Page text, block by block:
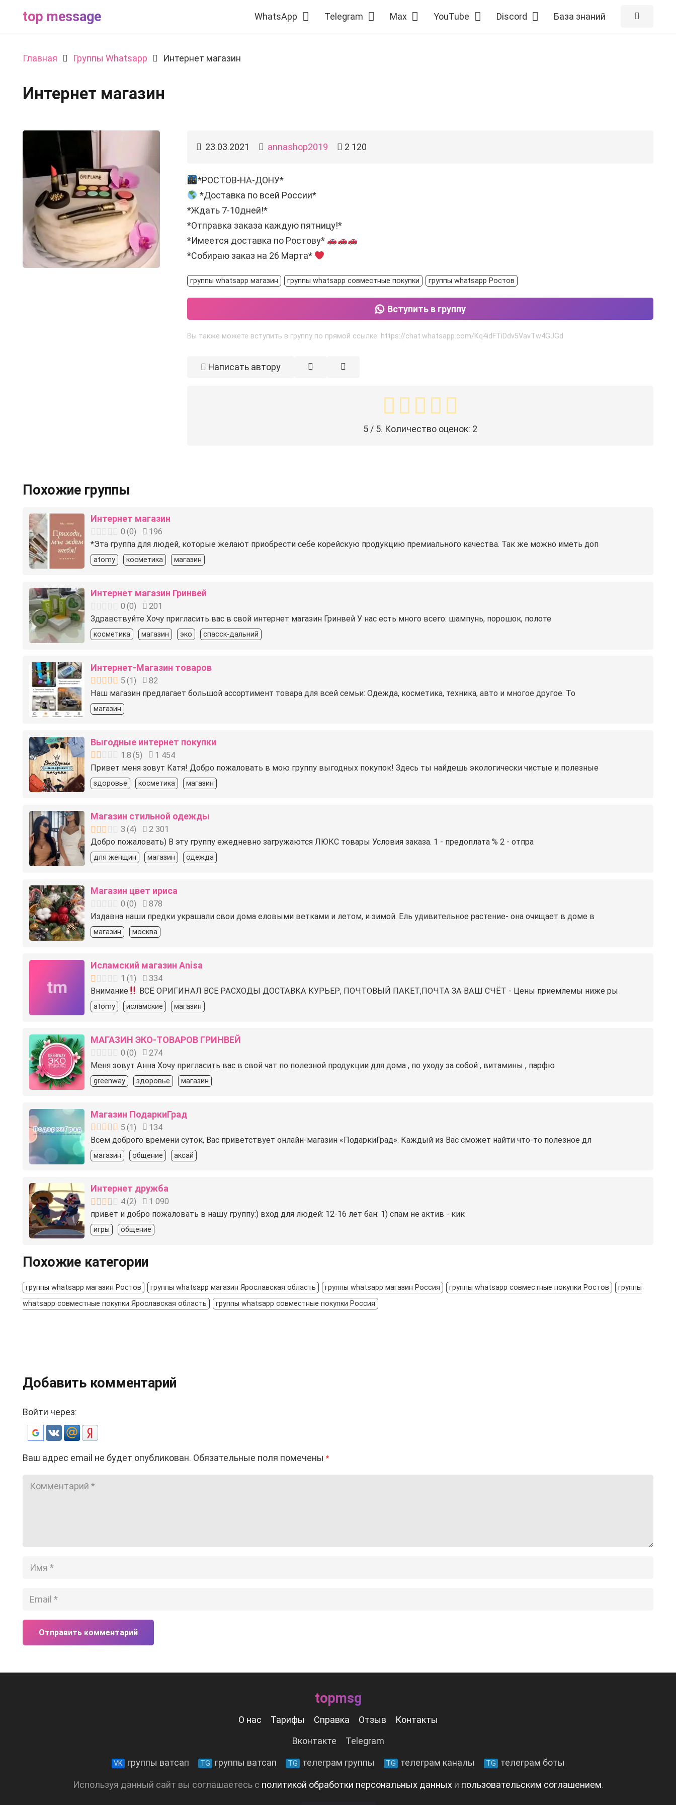
top message WhatsApp Telegram Max YouTube Discord База знаний
Главная Группы Whatsapp Интернет магазин
Интернет магазин
23.03.2021 annashop2019 2 120
*РОСТОВ-НА-ДОНУ*
*Доставка по всей России*
*Ждать 7-10дней!*
*Отправка заказа каждую пятницу!*
*Имеется доставка по Ростову*
*Собираю заказ на 26 Марта*
группы whatsapp магазин группы whatsapp совместные покупки группы whatsapp Ростов
Вступить в группу
Вы также можете вступить в группу по прямой ссылке: https://chat.whatsapp.com/Kq4idFTiDdv5VavTw4GJGd
Написать автору
5 / 5. Количество оценок: 2
Похожие группы
Интернет магазин
0 (0)
196
*Эта группа для людей, которые желают приобрести себе корейскую продукцию премиального качества. Так же можно иметь доп
atomy косметика магазин
Интернет магазин Гринвей
0 (0)
201
Здравствуйте Хочу пригласить вас в свой интернет магазин Гринвей У нас есть много всего: шампунь, порошок, полоте
косметика магазин эко спасск-дальний
Интернет-Магазин товаров
5 (1)
82
Наш магазин предлагает большой ассортимент товара для всей семьи: Одежда, косметика, техника, авто и многое другое. То
магазин
Выгодные интернет покупки
1.8 (5)
1 454
Привет меня зовут Катя! Добро пожаловать в мою группу выгодных покупок! Здесь ты найдешь экологически чистые и полезные
здоровье косметика магазин
Магазин стильной одежды
3 (4)
2 301
Добро пожаловать) В эту группу ежедневно загружаются ЛЮКС товары Условия заказа. 1 - предоплата % 2 - отпра
для женщин магазин одежда
Магазин цвет ириса
0 (0)
878
Издавна наши предки украшали свои дома еловыми ветками и летом, и зимой. Ель удивительное растение- она очищает в доме в
магазин москва
Исламский магазин Anisa
1 (1)
334
Внимание
ВСЁ ОРИГИНАЛ ВСЕ РАСХОДЫ ДОСТАВКА КУРЬЕР, ПОЧТОВЫЙ ПАКЕТ,ПОЧТА ЗА ВАШ СЧЁТ - Цены приемлемы ниже ры
atomy исламские магазин
МАГАЗИН ЭКО-ТОВАРОВ ГРИНВЕЙ
0 (0)
274
Меня зовут Анна Хочу пригласить вас в свой чат по полезной продукции для дома , по уходу за собой , витамины , парфю
greenway здоровье магазин
Магазин ПодаркиГрад
5 (1)
134
Всем доброго времени суток, Вас приветствует онлайн-магазин «ПодаркиГрад». Каждый из Вас сможет найти что-то полезное дл
магазин общение аксай
Интернет дружба
4(2)
1 090
привет и добро пожаловать в нашу группу:) вход для людей: 12-16 лет бан: 1) спам не актив - кик
игры общение
Похожие категории
группы whatsapp магазин Ростов группы whatsapp магазин Ярославская область группы whatsapp магазин Россия группы whatsapp совместные покупки Ростов
группы
whatsapp совместные покупки Ярославская область
группы whatsapp совместные покупки Россия
Добавить комментарий
Войти через:
Ваш адрес email не будет опубликован. Обязательные поля помечены *
Отправить комментарий
topmsg
О нас Тарифы Справка Отзыв Контакты
Вконтакте Telegram
VK группы ватсап TG группы ватсап TG телеграм группы TG телеграм каналы TG телеграм боты
Используя данный сайт вы соглашаетесь с политикой обработки персональных данныхи пользовательским соглашением.